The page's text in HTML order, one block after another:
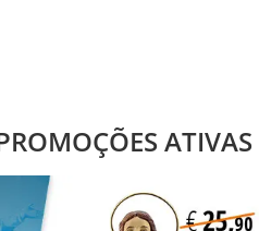
ATIVAS